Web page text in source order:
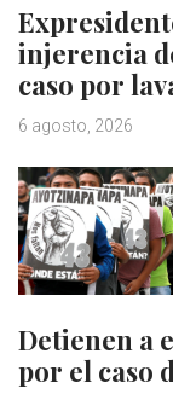
injerencia
caso por
6 agosto, 2026
Detienen a
por el caso